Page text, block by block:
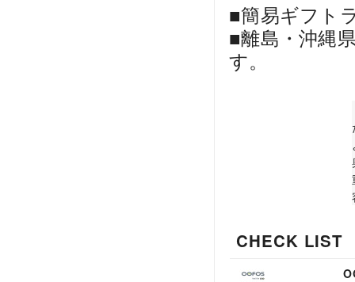
■簡易ギフト
■離島・沖縄
す。
CHECK LIST